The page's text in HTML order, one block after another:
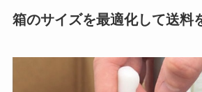
箱のサイズを最適化して送料